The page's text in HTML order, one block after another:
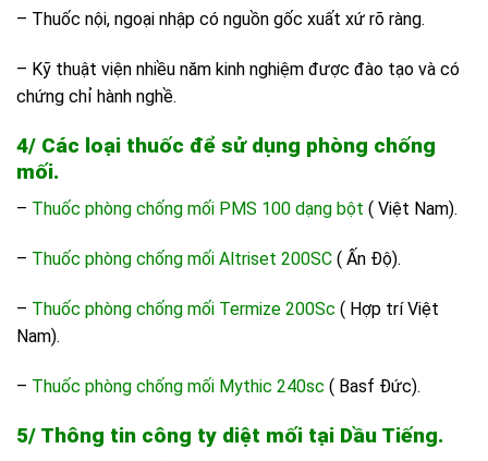
– Thuốc nội, ngoại nhập có nguồn gốc xuất xứ rõ ràng.
– Kỹ thuật viện nhiều năm kinh nghiệm được đào tạo và có
chứng chỉ hành nghề.
4/ Các loại thuốc để sử dụng phòng chống
mối.
– Thuốc phòng chống mối PMS 100 dạng bột ( Việt Nam).
– Thuốc phòng chống mối Altriset 200SC ( Ấn Độ).
– Thuốc phòng chống mối Termize 200Sc ( Hợp trí Việt
Nam).
– Thuốc phòng chống mối Mythic 240sc ( Basf Đức).
5/ Thông tin công ty diệt mối tại Dầu Tiếng.